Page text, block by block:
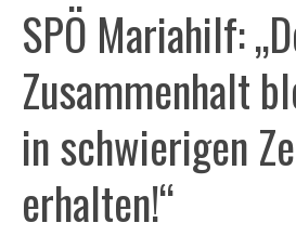
SPÖ Mariahilf:
Zusammenhalt
in schwierigen
erhalten!“